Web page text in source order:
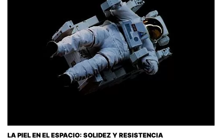
LA PIEL EN EL ESPACIO: SOLIDEZ Y RESISTENCIA